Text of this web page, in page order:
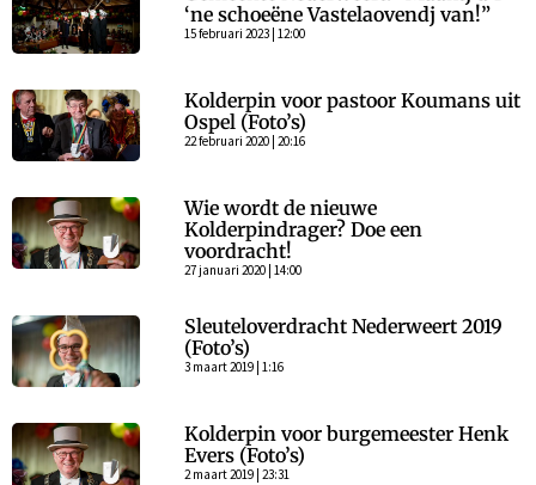
‘ne schoeëne Vastelaovendj van!”
15 februari 2023 | 12:00
Kolderpin voor pastoor Koumans uit
Ospel (Foto’s)
22 februari 2020 | 20:16
Wie wordt de nieuwe
Kolderpindrager? Doe een
voordracht!
27 januari 2020 | 14:00
Sleuteloverdracht Nederweert 2019
(Foto’s)
3 maart 2019 | 1:16
Kolderpin voor burgemeester Henk
Evers (Foto’s)
2 maart 2019 | 23:31